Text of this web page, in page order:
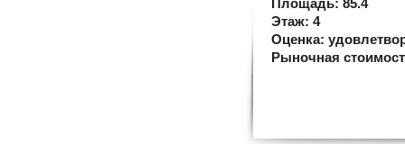
Площадь: 85.4
Этаж: 4
Оценка:
Рыночная